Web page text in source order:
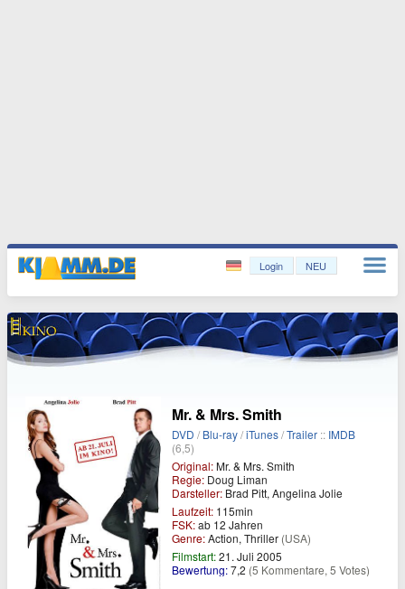
Login NEU
Mr. & Mrs. Smith
DVD /Blu-ray/iTunes/Trailer :: IMDB
(6,5)
Original:Mr. & Mrs. Smith
Regie: Doug Liman
Darsteller: Brad Pitt, Angelina Jolie
Laufzeit: 115min
FSK:ab 12 Jahren
Genre:Action, Thriller (USA)
Filmstart:21. Juli 2005
Bewertung:7,2 (5 Kommentare, 5 Votes)